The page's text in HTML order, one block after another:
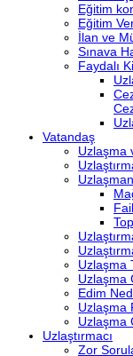
Eğitim
Eğitim
İlan ve
Sınava
Faydalı
Vatandaş
Uzlaşma
Uzlaşma
Uzlaşma
Edim
Uzlaşma
Uzlaşma
Uzlaştırmacı
Zor